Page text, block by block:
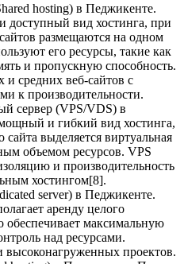
hosting) в Педжикенте.
доступный вид хостинга, при
размещаются на одном
его ресурсы, такие как
и пропускную способность.
средних веб-сайтов с
к производительности.
сервер (VPS/VDS) в
и гибкий вид хостинга,
выделяется виртуальная
объемом ресурсов. VPS
и производительность
хостингом[8].
server) в Педжикенте.
аренду целого
обеспечивает максимальную
над ресурсами.
проектов.